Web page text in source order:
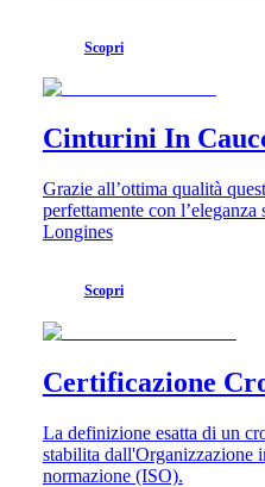
Scopri
Cinturini In
Grazie all’ottima qualità
perfettamente con
Longines
Scopri
Certificazione
La definizione esatta di un
stabilita dall'Organizzazione
normazione (ISO).